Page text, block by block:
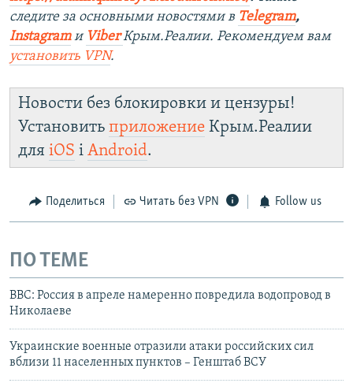
следите за основными новостями в Telegram,
Instagram и ViberКрым.Реалии. Рекомендуем вам
установить VPN.
Новости без блокировки и цензуры!
Установить приложение Крым.Реалии
для iOS і Android.
Поделиться Читать без VPN Follow us
ПО ТЕМЕ
ВВС: Россия в апреле намеренно повредила водопровод в
Николаеве
Украинские военные отразили атаки российских сил
вблизи 11 населенных пунктов – Генштаб ВСУ